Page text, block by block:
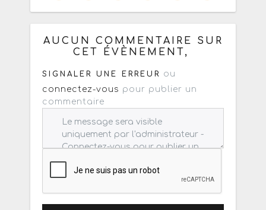
Copiez les infos ci-dessous pour un
: mail / forum / réseau social
AUCUN COMMENTAIRE SUR
CET ÉVÈNEMENT,
SIGNALER UNE ERREUR
ou
connectez-vous pour publier un
commentaire